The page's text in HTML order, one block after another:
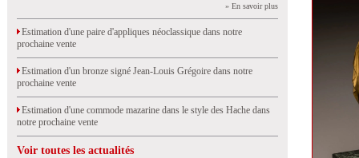
» En savoir plus
Estimation d'une paire d'appliques néoclassique dans notre
prochaine vente
Estimation d'un bronze signé Jean-Louis Grégoire dans notre
prochaine vente
Estimation d'une commode mazarine dans le style des Hache dans
notre prochaine vente
Voir toutes les actualités